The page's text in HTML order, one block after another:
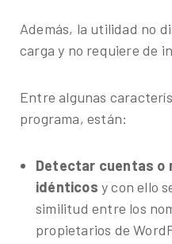
Además, la utilidad no
carga y no requiere de
Entre algunas
programa, están:
Detectar cuentas o
idénticos y con ello
similitud entre los
propietarios de